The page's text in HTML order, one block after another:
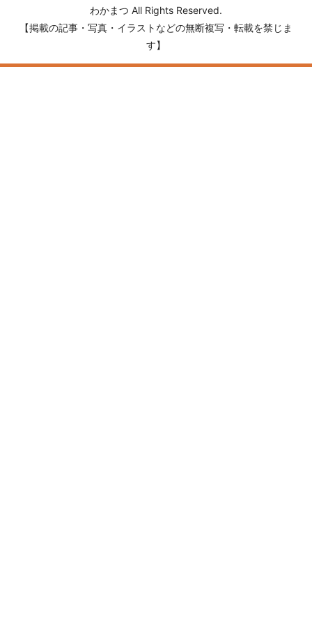
わかまつ All Rights Reserved.
【掲載の記事・写真・イラストなどの無断複写・転載を禁じま
す】